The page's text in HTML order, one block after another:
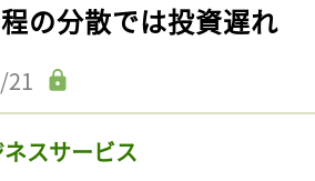
の分散では投資遅れ
21
スサービス